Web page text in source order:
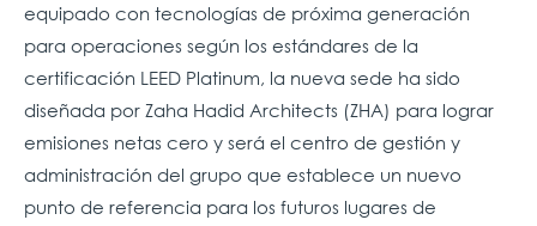
equipado con tecnologías de próxima generación
para operaciones según los estándares de la
certificación LEED Platinum, la nueva sede ha sido
diseñada por Zaha Hadid Architects (ZHA) para lograr
emisiones netas cero y será el centro de gestión y
administración del grupo que establece un nuevo
punto de referencia para los futuros lugares de